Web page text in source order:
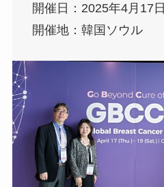
開催日：2025年4月17
開催地：韓国ソウル